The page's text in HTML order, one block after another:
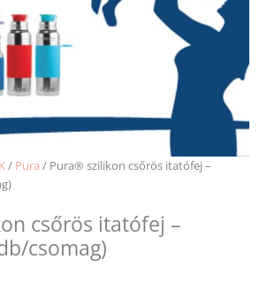
/ Pura / Pura® szilikon csőrös itatófej –
csőrös itatófej –
csomag)